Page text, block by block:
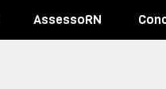
AssessoRN